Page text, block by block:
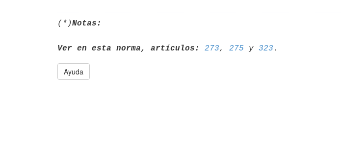
(*)Notas:
Ver en esta norma, artículos: 273, 275 y 323
Ayuda